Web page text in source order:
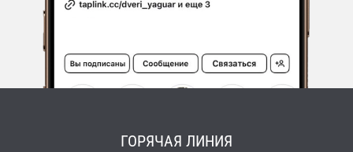
ГОРЯЧАЯ ЛИНИЯ